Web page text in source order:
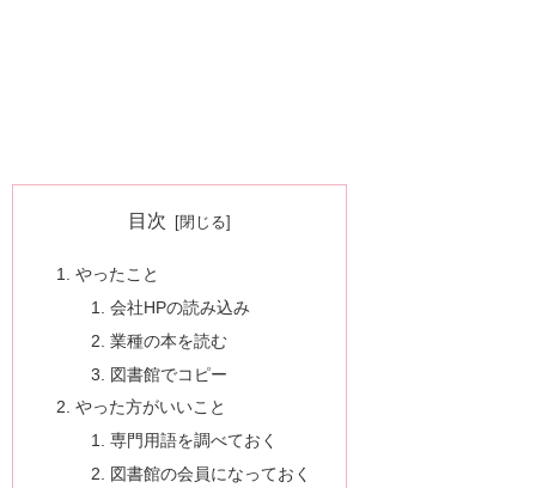
目次
やったこと
会社HPの読み込み
業種の本を読む
図書館でコピー
やった方がいいこと
専門用語を調べておく
図書館の会員になっておく